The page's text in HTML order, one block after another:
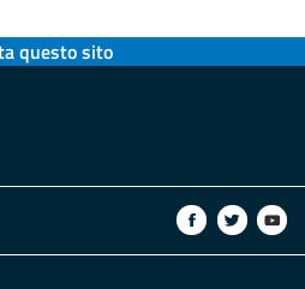
questo sito